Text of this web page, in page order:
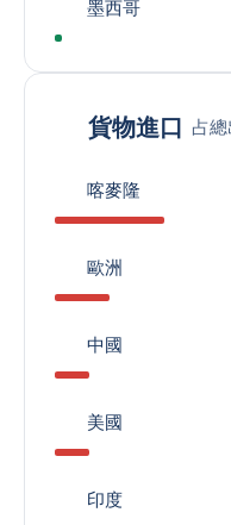
墨西哥
貨物進口 占
喀麥隆
歐洲
中國
美國
印度